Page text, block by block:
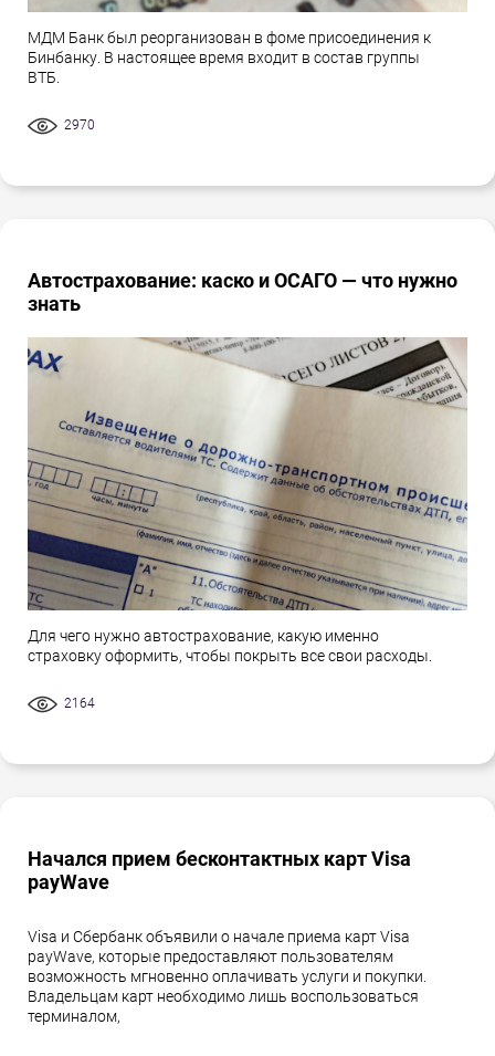
МДМ Банк был реорганизован в фоме присоединения к
Бинбанку. В настоящее время входит в состав группы
ВТБ.
2970
Автострахование: каско и ОСАГО — что нужно
знать
Для чего нужно автострахование, какую именно
страховку оформить, чтобы покрыть все свои расходы.
2164
Начался прием бесконтактных карт Visa
payWave
Visa и Сбербанк объявили о начале приема карт Visa
payWave, которые предоставляют пользователям
возможность мгновенно оплачивать услуги и покупки.
Владельцам карт необходимо лишь воспользоваться
терминалом,